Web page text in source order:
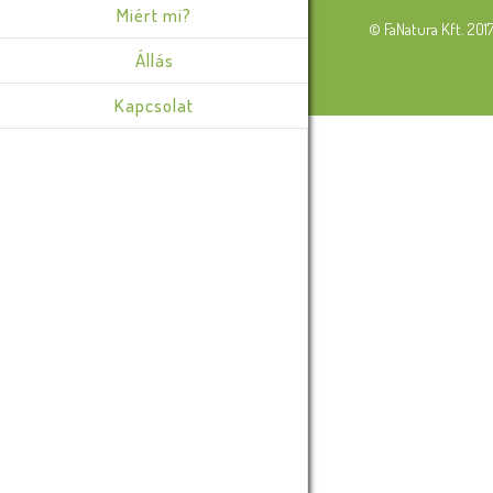
Miért mi?
Állás
Kapcsolat
© FaNatura Kft.